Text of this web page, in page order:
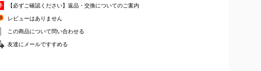
【必ずご確認ください】返品・交換についてのご案内
レビューはありません
この商品について問い合わせる
友達にメールですすめる